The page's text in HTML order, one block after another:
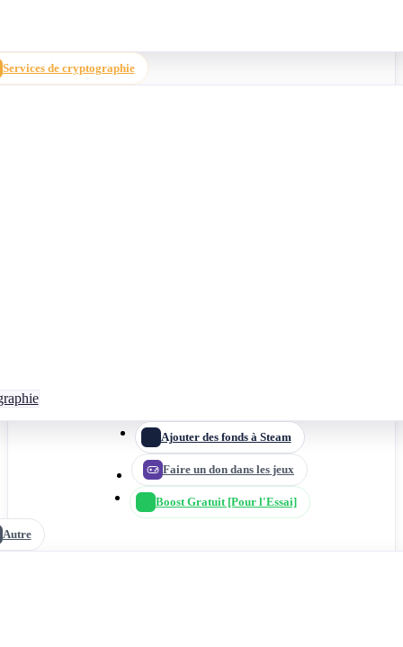
Services de cryptographie
Ajouter des fonds à Steam
Faire un don dans les jeux
Boost Gratuit [Pour l'Essai]
Autre